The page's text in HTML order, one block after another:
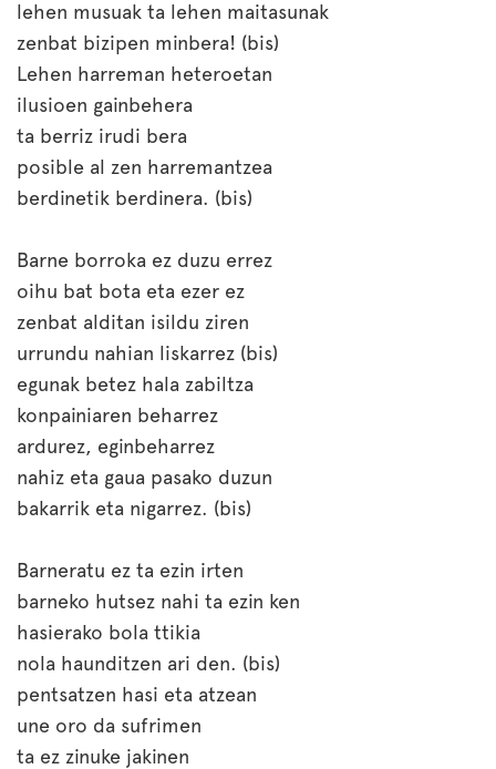
lehen musuak ta lehen maitasunak
zenbat bizipen minbera! (bis)
Lehen harreman heteroetan
ilusioen gainbehera
ta berriz irudi bera
posible al zen harremantzea
berdinetik berdinera. (bis)
Barne borroka ez duzu errez
oihu bat bota eta ezer ez
zenbat alditan isildu ziren
urrundu nahian liskarrez (bis)
egunak betez hala zabiltza
konpainiaren beharrez
ardurez, eginbeharrez
nahiz eta gaua pasako duzun
bakarrik eta nigarrez. (bis)
Barneratu ez ta ezin irten
barneko hutsez nahi ta ezin ken
hasierako bola ttikia
nola haunditzen ari den. (bis)
pentsatzen hasi eta atzean
une oro da sufrimen
ta ez zinuke jakinen